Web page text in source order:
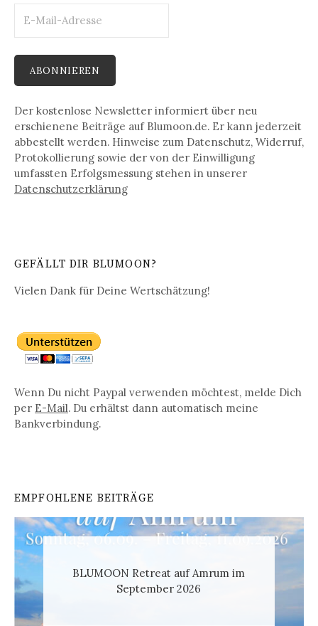
Der kostenlose Newsletter informiert über neu
erschienene Beiträge auf Blumoon.de. Er kann jederzeit
abbestellt werden. Hinweise zum Datenschutz, Widerruf,
Protokollierung sowie der von der Einwilligung
umfassten Erfolgsmessung stehen in unserer
Datenschutz­erklärung
GEFÄLLT DIR BLUMOON?
Vielen Dank für Deine Wertschätzung!
Wenn Du nicht Paypal verwenden möchtest, melde Dich
per E-Mail. Du erhältst dann automatisch meine
Bankverbindung.
EMPFOHLENE BEITRÄGE
BLUMOON Retreat auf Amrum im
September 2026